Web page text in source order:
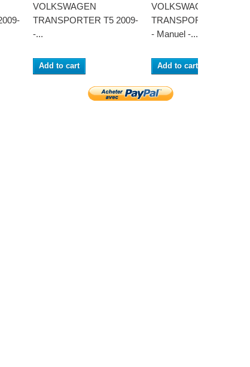
VOLKSWAGEN
TRANSPORTER T5 2009-
-...
Add to cart
VOLKSWAGEN
TRANSPORTER T5
- Manuel -...
Add to cart